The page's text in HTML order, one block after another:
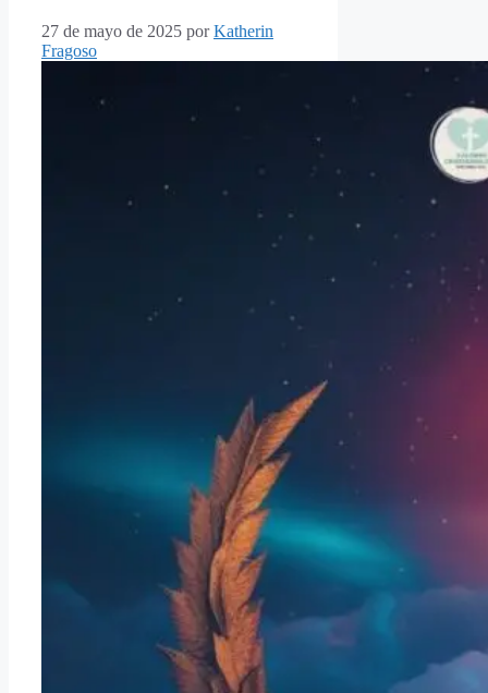
27 de mayo de 2025 porKatherin
Fragoso